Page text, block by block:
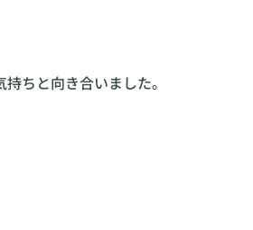
ちと向き合いました。